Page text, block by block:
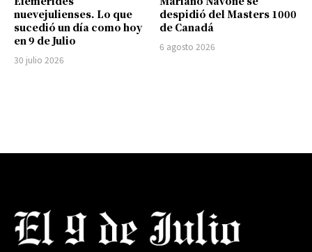
nuevejulienses. Lo que
sucedió un día como hoy
en 9 de Julio
30 julio 2026
despidió del Masters 1000
de Canadá
6 agosto 2026